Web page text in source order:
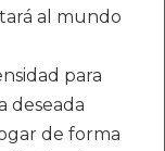
al mundo
para
deseada
de forma